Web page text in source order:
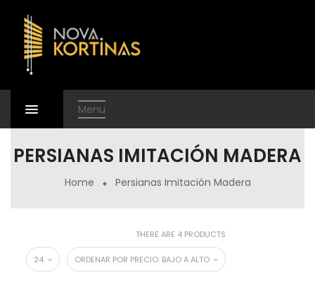
Menu
PERSIANAS IMITACIÓN MADERA
Home Persianas Imitación Madera
THERE ARE 4 PRODUCTS
ORDENAR POR PRECIO: BAJO A ALTO
24